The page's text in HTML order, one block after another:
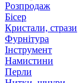
Розпродаж
Бісер
Кристали, стрази
Фурнітура
Інструмент
Намистини
Перли